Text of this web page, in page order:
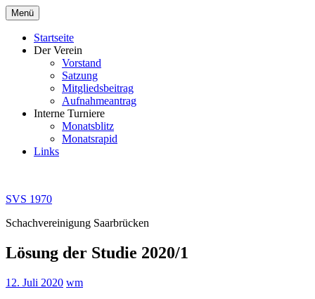
Zum
Inhalt
springen
Menü
Startseite
Der Verein
Vorstand
Satzung
Mitgliedsbeitrag
Aufnahmeantrag
Interne Turniere
Monatsblitz
Monatsrapid
Links
SVS 1970
Schachvereinigung Saarbrücken
Lösung der Studie 2020/1
12. Juli 2020 wm